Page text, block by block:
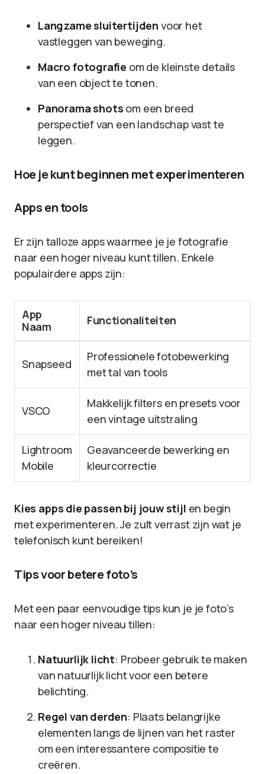
Langzame sluitertijden voor het
vastleggen van beweging.
Macro fotografie om de kleinste details
van een object te tonen.
Panorama shots om een breed
perspectief van een landschap vast te
leggen.
Hoe je kunt beginnen met experimenteren
Apps en tools
Er zijn talloze apps waarmee je je fotografie
naar een hoger niveau kunt tillen. Enkele
populairdere apps zijn:
App
Naam
Functionaliteiten
Snapseed
Professionele fotobewerking
met tal van tools
VSCO
Makkelijk filters en presets voor
een vintage uitstraling
Lightroom
Mobile
Geavanceerde bewerking en
kleurcorrectie
Kies apps die passen bij jouw stijl en begin
met experimenteren. Je zult verrast zijn wat je
telefonisch kunt bereiken!
Tips voor betere foto’s
Met een paar eenvoudige tips kun je je foto’s
naar een hoger niveau tillen:
Natuurlijk licht: Probeer gebruik te maken
van natuurlijk licht voor een betere
belichting.
Regel van derden: Plaats belangrijke
elementen langs de lijnen van het raster
om een interessantere compositie te
creëren.